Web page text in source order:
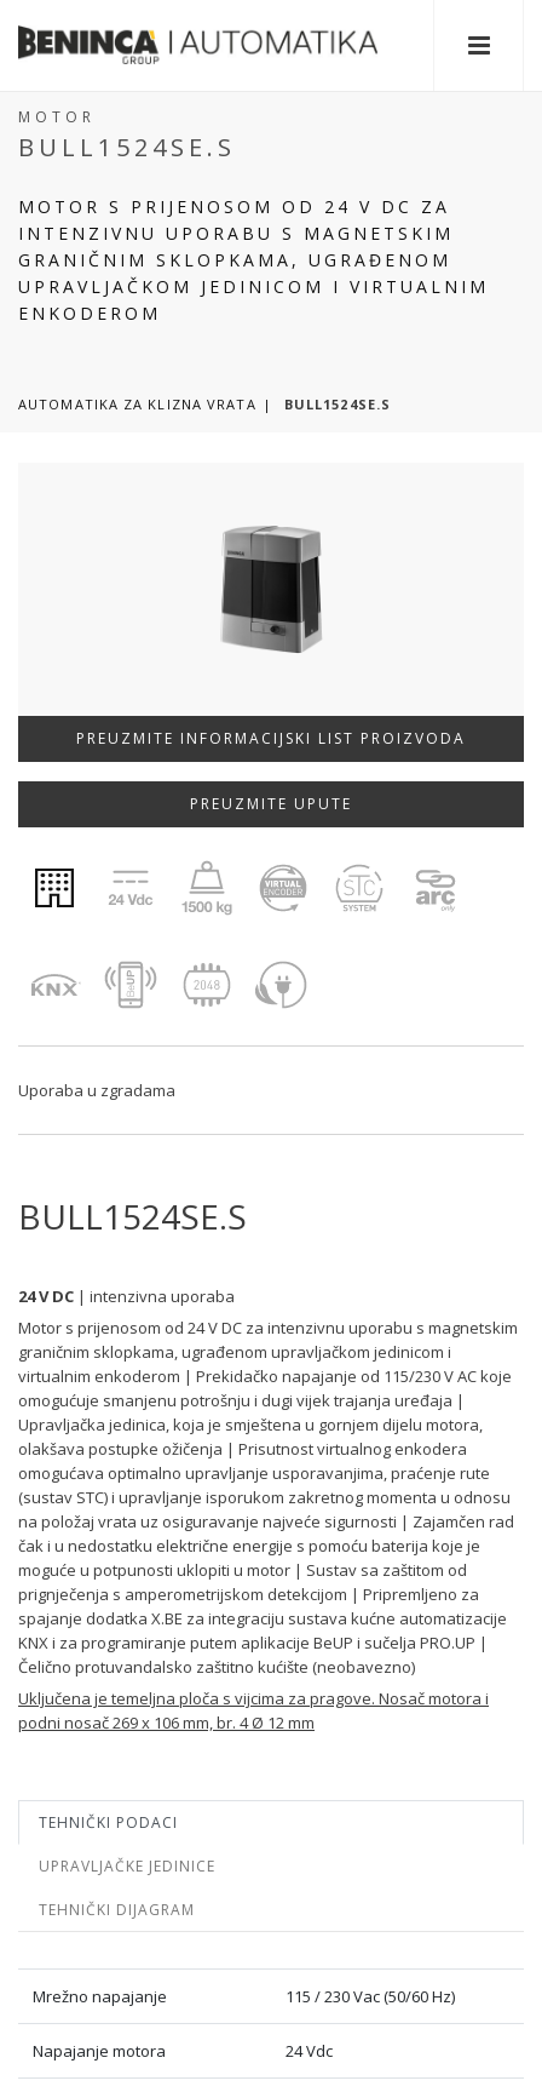
MOTOR
BULL1524SE.S
MOTOR S PRIJENOSOM OD 24 V DC ZA
INTENZIVNU UPORABU S MAGNETSKIM
GRANIČNIM SKLOPKAMA, UGRAĐENOM
UPRAVLJAČKOM JEDINICOM I VIRTUALNIM
ENKODEROM
AUTOMATIKA ZA KLIZNA VRATA BULL1524SE.S
PREUZMITE INFORMACIJSKI LIST PROIZVODA
PREUZMITE UPUTE
Uporaba u zgradama
BULL1524SE.S
24 V DC | intenzivna uporaba
Motor s prijenosom od 24 V DC za intenzivnu uporabu s magnetskim
graničnim sklopkama, ugrađenom upravljačkom jedinicom i
virtualnim enkoderom | Prekidačko napajanje od 115/230 V AC koje
omogućuje smanjenu potrošnju i dugi vijek trajanja uređaja |
Upravljačka jedinica, koja je smještena u gornjem dijelu motora,
olakšava postupke ožičenja | Prisutnost virtualnog enkodera
omogućava optimalno upravljanje usporavanjima, praćenje rute
(sustav STC) i upravljanje isporukom zakretnog momenta u odnosu
na položaj vrata uz osiguravanje najveće sigurnosti | Zajamčen rad
čak i u nedostatku električne energije s pomoću baterija koje je
moguće u potpunosti uklopiti u motor | Sustav sa zaštitom od
prignječenja s amperometrijskom detekcijom | Pripremljeno za
spajanje dodatka X.BE za integraciju sustava kućne automatizacije
KNX i za programiranje putem aplikacije BeUP i sučelja PRO.UP |
Čelično protuvandalsko zaštitno kućište (neobavezno)
Uključena je temeljna ploča s vijcima za pragove. Nosač motora i
podni nosač 269 x 106 mm, br. 4 Ø 12 mm
TEHNIČKI PODACI
UPRAVLJAČKE JEDINICE
TEHNIČKI DIJAGRAM
Mrežno napajanje 115 / 230 Vac (50/60 Hz)
Napajanje motora 24 Vdc